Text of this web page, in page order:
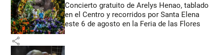
Concierto gratuito de Arelys Henao, tablado
en el Centro y recorridos por Santa Elena
este 6 de agosto en la Feria de las Flores
share